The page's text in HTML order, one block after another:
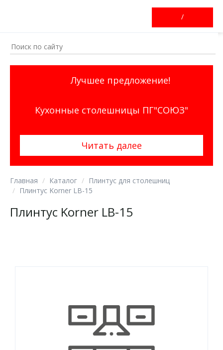
/
Лучшее предложение!
Кухонные столешницы ПГ"СОЮЗ"
Читать далее
Главная Каталог
Плинтус для столешниц
Плинтус Korner LB-15
Плинтус Korner LB-15